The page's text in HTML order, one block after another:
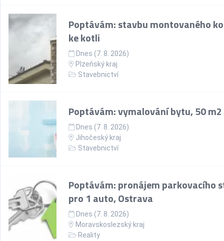
Poptávám: stavbu montovaného
ke kotli
Dnes (7. 8. 2026)
Plzeňský kraj
Stavebnictví
Poptávám: vymalování bytu, 50 m2
Dnes (7. 8. 2026)
Jihočeský kraj
Stavebnictví
Poptávám: pronájem parkovacího
pro 1 auto, Ostrava
Dnes (7. 8. 2026)
Moravskoslezský kraj
Reality